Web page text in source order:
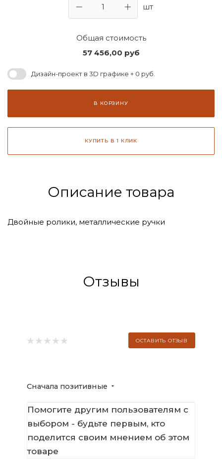
шт
Общая стоимость
57 456,00 руб
Дизайн-проект в 3D графике + 0 руб.
В КОРЗИНУ
КУПИТЬ В 1 КЛИК
Описание товара
Двойные ролики, металлические ручки
Отзывы
ОСТАВИТЬ ОТЗЫВ
Сначала позитивные
Помогите другим пользователям с
выбором - будьте первым, кто
поделится своим мнением об этом
товаре